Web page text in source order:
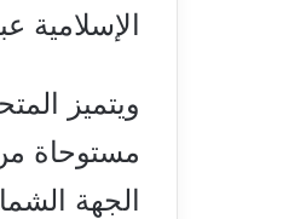
الإسلامية
ويتميز
مستوحاة
الجهة